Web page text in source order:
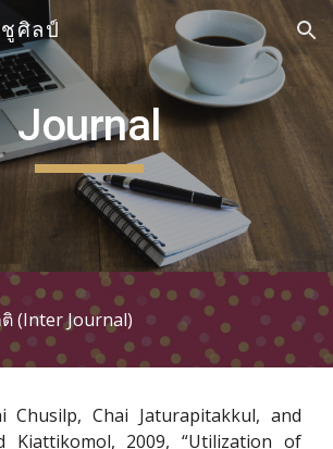
Skip to navigation
ศิลป์
Journal
(Inter Journal)
Chusilp, Chai Jaturapitakkul, and
Kiattikomol, 2009, “Utilization of